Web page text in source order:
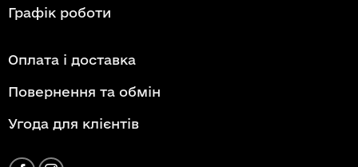
Графік роботи
Оплата і доставка
Повернення та обмін
Угода для клієнтів